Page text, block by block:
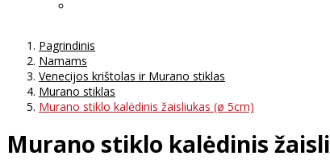
Pagrindinis
Namams
Venecijos krištolas ir Murano stiklas
Murano stiklas
Murano stiklo kalėdinis žaisliukas (ø 5cm)
Murano stiklo kalėdinis